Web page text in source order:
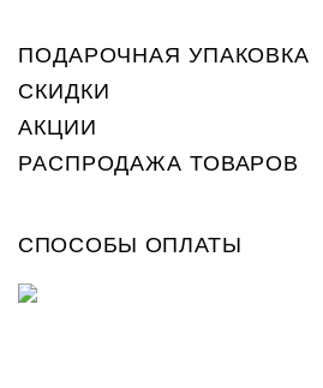
ПОДАРОЧНАЯ УПАКОВКА
СКИДКИ
АКЦИИ
РАСПРОДАЖА ТОВАРОВ
СПОСОБЫ ОПЛАТЫ